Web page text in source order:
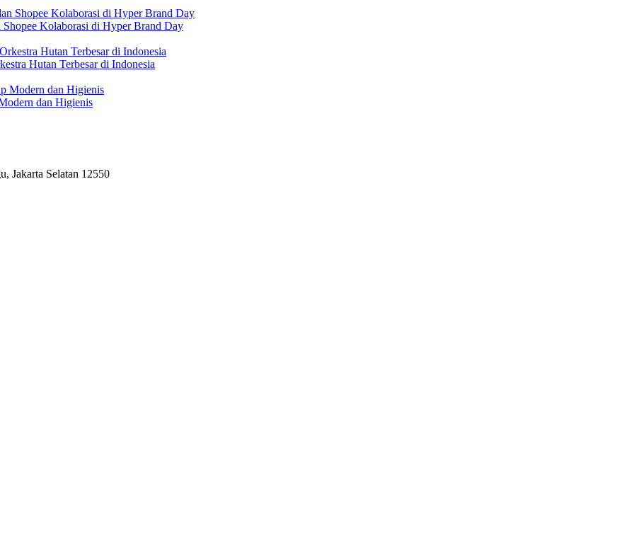
Kolaborasi di Hyper Brand Day
Hutan Terbesar di Indonesia
dan Higienis
Jakarta Selatan 12550